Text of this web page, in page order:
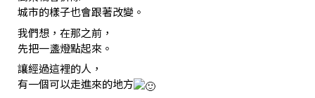
城市的樣子也會跟著改變。
我們想，在那之前，
先把一盞燈點起來。
讓經過這裡的人，
有一個可以走進來的地方